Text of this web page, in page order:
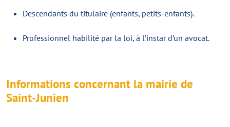
Descendants du titulaire (enfants, petits-enfants).
Professionnel habilité par la loi, à l’instar d’un avocat.
Informations concernant la mairie de
Saint-Junien